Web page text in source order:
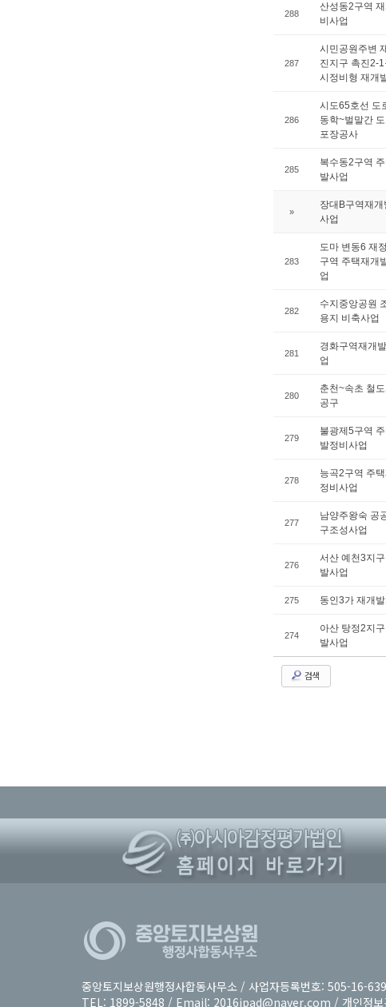
288
산성동2구역
비사업
287
시민공원주변
진지구 촉진2-
시정비형 재개
286
시도65호선 도
동학~벌말간
포장공사
285
복수동2구역
발사업
»
장대B구역재개
사업
283
도마 변동6 재
구역 주택재개
업
282
수지중앙공원
용지 비축사업
281
경화구역재개
업
280
춘천~속초 철
공구
279
불광제5구역
발정비사업
278
능곡2구역 주
정비사업
277
남양주왕숙 공
구조성사업
276
서산 예천3지
발사업
275 동인3가 재개
274
아산 탕정2지
발사업
검색
중앙토지보상원행정사합동사무소 / 사업자등록번호: 505-16-
TEL: 1899-5848 / Email: 2016jpad@naver.com / 개인정보